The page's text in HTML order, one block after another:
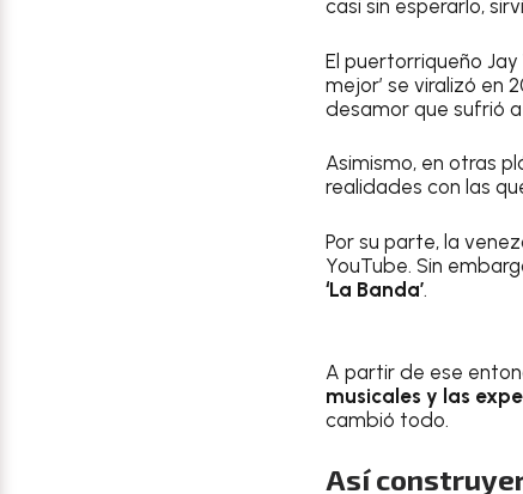
casi sin esperarlo,
El puertorriqueño
mejor’ se viralizó en
desamor que sufrió a
Asimismo, en otras
realidades con las
Por su parte, la
YouTube. Sin
‘La Banda’.
A partir de ese
musicales y las
cambió todo.
Así